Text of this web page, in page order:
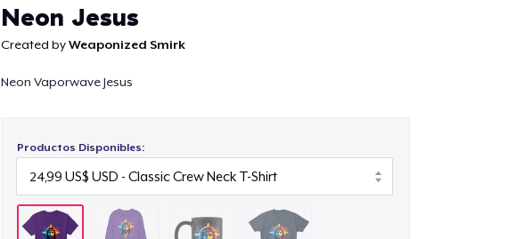
Neon Jesus
Created byWeaponized Smirk
Neon Vaporwave Jesus
Productos Disponibles: